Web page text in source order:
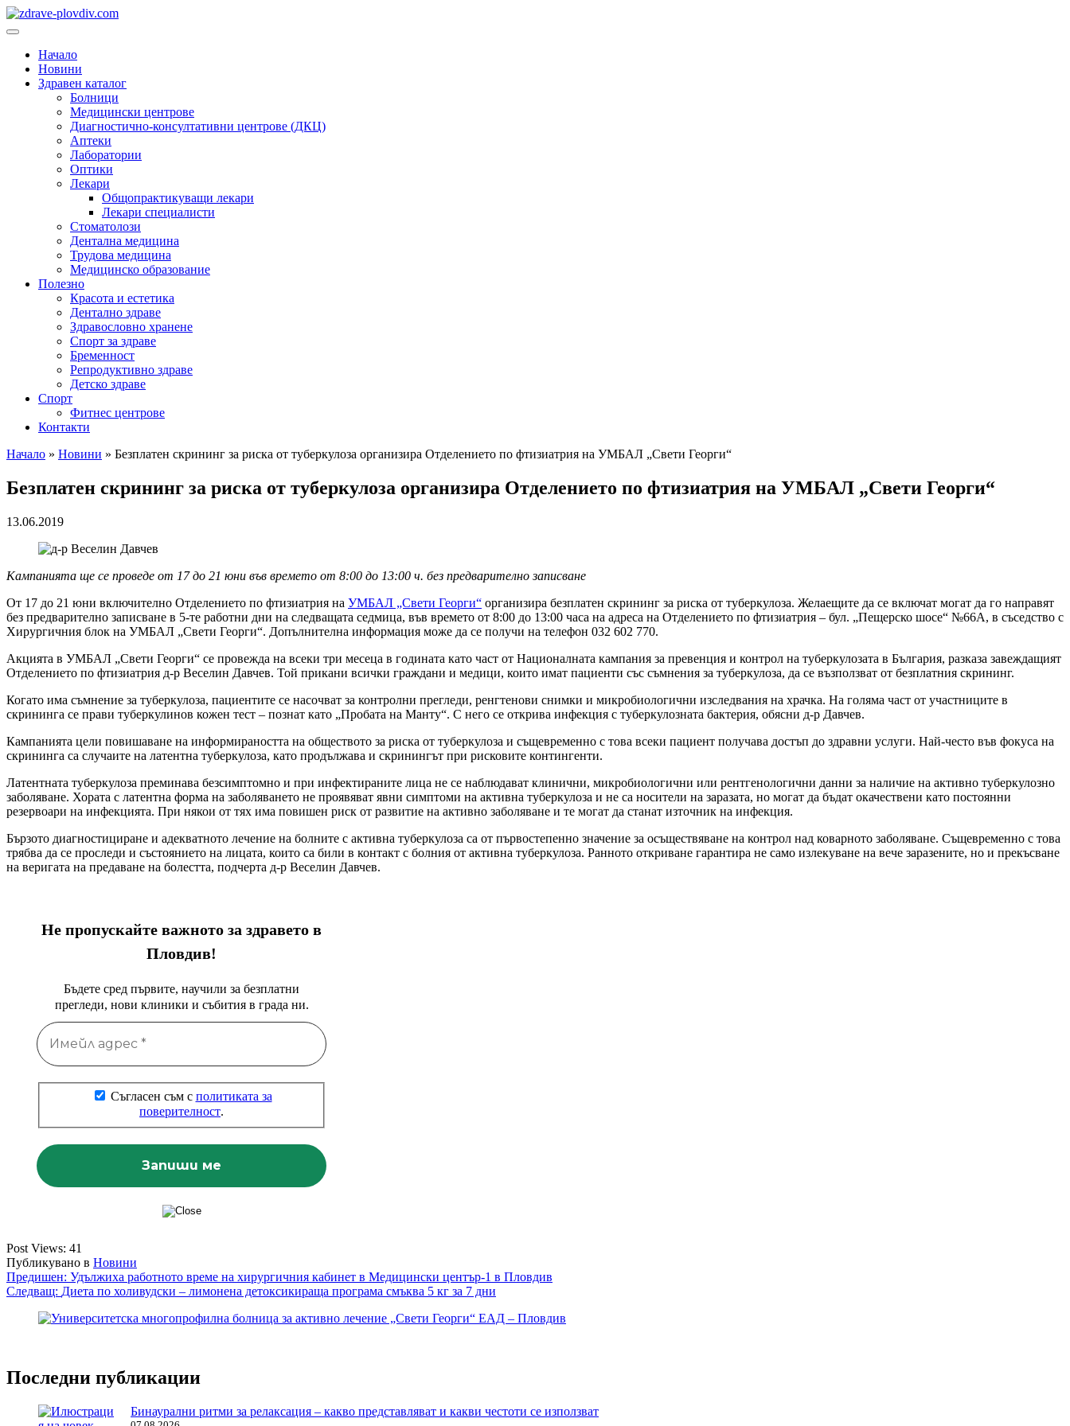
Преминете
към
Основно
Начало
Новини
Здравен каталог
Болници
Медицински центрове
Диагностично-консултативни центрове (ДКЦ)
Аптеки
Лаборатории
Оптики
Лекари
Общопрактикуващи лекари
Лекари специалисти
Стоматолози
Дентална медицина
Трудова медицина
Медицинско образование
Полезно
Красота и естетика
Дентално здраве
Здравословно хранене
Спорт за здраве
Бременност
Репродуктивно здраве
Детско здраве
Спорт
Фитнес центрове
Контакти
Начало » Новини » Безплатен скрининг за риска от туберкулоза организира Отделението по фтизиатрия на УМБАЛ „Свети Георги“
Безплатен скрининг за риска от туберкулоза организира Отделението по фтизиатрия на УМБАЛ „Свети Георги“
13.06.2019
Кампанията ще се проведе от 17 до 21 юни във времето от 8:00 до 13:00 ч. без предварително записване
От 17 до 21 юни включително Отделението по фтизиатрия на УМБАЛ „Свети Георги“ организира безплатен скрининг за риска от туберкулоза. Желаещите да се включат могат да го направят
без предварително записване в 5-те работни дни на следващата седмица, във времето от 8:00 до 13:00 часа на адреса на Отделението по фтизиатрия – бул. „Пещерско шосе“ №66А, в съседство с
Хирургичния блок на УМБАЛ „Свети Георги“. Допълнителна информация може да се получи на телефон 032 602 770.
Акцията в УМБАЛ „Свети Георги“ се провежда на всеки три месеца в годината като част от Националната кампания за превенция и контрол на туберкулозата в България, разказа завеждащият
Отделението по фтизиатрия д-р Веселин Давчев. Той прикани всички граждани и медици, които имат пациенти със съмнения за туберкулоза, да се възползват от безплатния скрининг.
Когато има съмнение за туберкулоза, пациентите се насочват за контролни прегледи, ренгтенови снимки и микробиологични изследвания на храчка. На голяма част от участниците в
скрининга се прави туберкулинов кожен тест – познат като „Пробата на Манту“. С него се открива инфекция с туберкулозната бактерия, обясни д-р Давчев.
Кампанията цели повишаване на информираността на обществото за риска от туберкулоза и същевременно с това всеки пациент получава достъп до здравни услуги. Най-често във фокуса на
скрининга са случаите на латентна туберкулоза, като продължава и скринингът при рисковите контингенти.
Латентната туберкулоза преминава безсимптомно и при инфектираните лица не се наблюдават клинични, микробиологични или рентгенологични данни за наличие на активно туберкулозно
заболяване. Хората с латентна форма на заболяването не проявяват явни симптоми на активна туберкулоза и не са носители на заразата, но могат да бъдат окачествени като постоянни
резервоари на инфекцията. При някои от тях има повишен риск от развитие на активно заболяване и те могат да станат източник на инфекция.
Бързото диагностициране и адекватното лечение на болните с активна туберкулоза са от първостепенно значение за осъществяване на контрол над коварното заболяване. Същевременно с това
трябва да се проследи и състоянието на лицата, които са били в контакт с болния от активна туберкулоза. Ранното откриване гарантира не само излекуване на вече заразените, но и прекъсване
на веригата на предаване на болестта, подчерта д-р Веселин Давчев.
Не пропускайте важното за здравето в
Пловдив!
Бъдете сред първите, научили за безплатни
прегледи, нови клиники и събития в града ни.
Съгласен съм с политиката за
поверителност.
Post Views: 41
Публикувано в Новини
Навигация
Предишен: Удължиха работното време на хирургичния кабинет в Медицински център-1 в Пловдив
Следващ: Диета по холивудски – лимонена детоксикираща програма смъква 5 кг за 7 дни
Последни публикации
Бинаурални ритми за релаксация – какво представляват и какви честоти се използват